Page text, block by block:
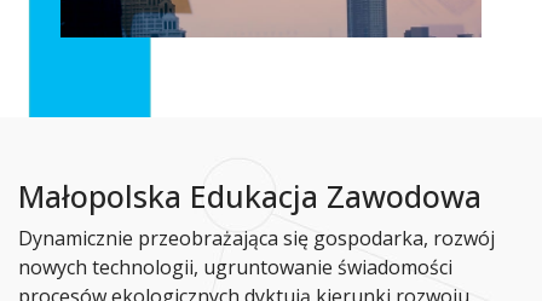
Małopolska Edukacja Zawodowa
Dynamicznie przeobrażająca się gospodarka, rozwój
nowych technologii, ugruntowanie świadomości